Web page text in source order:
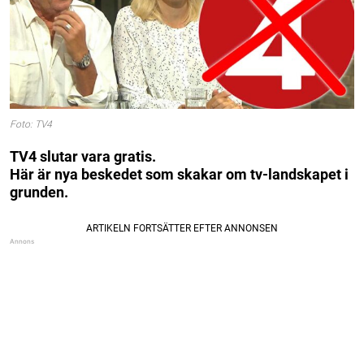
Foto: TV4
TV4 slutar vara gratis.
Här är nya beskedet som skakar om tv-landskapet i
grunden.